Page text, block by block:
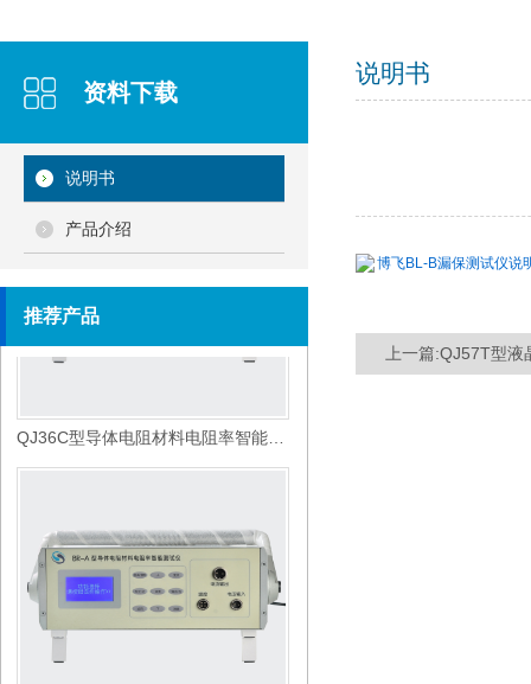
资料下载
说明书
产品介绍
推荐产品
QJ36C型导体电阻材料电阻率智能测试仪
说明书
博飞BL-B漏保测试仪说
上一篇:QJ57T型液